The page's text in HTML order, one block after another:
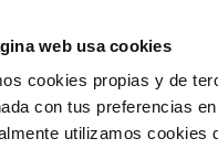
web usa cookies
cookies propias y de
con tus preferencias
utilizamos cookies
SOMOS QUÉ